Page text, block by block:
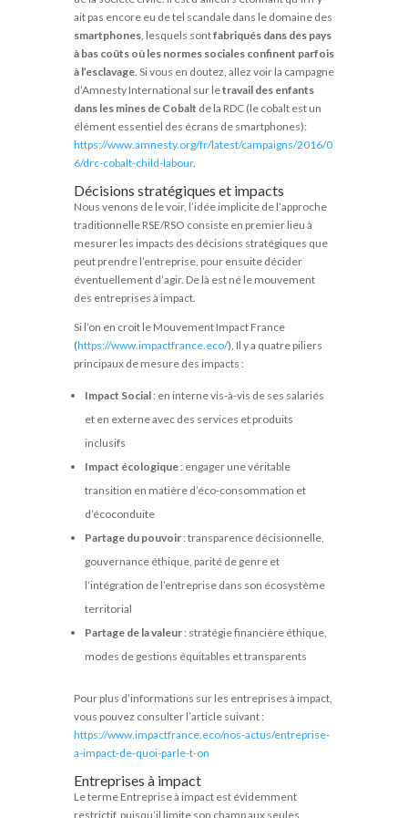
ait pas encore eu de tel scandale dans le domaine des
smartphones, lesquels sontfabriqués dans des pays
à bas coûts où les normes sociales confinent parfois
à l’esclavage. Si vous en doutez, allez voir la campagne
d’Amnesty International sur letravail des enfants
dans les mines de Cobalt de la RDC (le cobalt est un
élément essentiel des écrans de smartphones):
https://www.amnesty.org/fr/latest/campaigns/2016/0
6/drc-cobalt-child-labour.
Décisions stratégiques et impacts
Nous venons de le voir, l’idée implicite de l’approche
traditionnelle RSE/RSO consiste en premier lieu à
mesurer les impacts des décisions stratégiques que
peut prendre l’entreprise, pour ensuite décider
éventuellement d’agir. De là est né le mouvement
des entreprises à impact.
Si l’on en croit le Mouvement Impact France
(https://www.impactfrance.eco/), Il y a quatre piliers
principaux de mesure des impacts :
Impact Social: en interne vis-à-vis de ses salariés
et en externe avec des services et produits
inclusifs
Impact écologique: engager une véritable
transition en matière d’éco-consommation et
d’écoconduite
Partage du pouvoir: transparence décisionnelle,
gouvernance éthique, parité de genre et
l’intégration de l’entreprise dans son écosystème
territorial
Partage de la valeur: stratégie financière éthique,
modes de gestions équitables et transparents
Pour plus d’informations sur les entreprises à impact,
vous pouvez consulter l’article suivant :
https://www.impactfrance.eco/nos-actus/entreprise-
a-impact-de-quoi-parle-t-on
Entreprises à impact
Le terme Entreprise à impact est évidemment
restrictif, puisqu’il limite son champ aux seules